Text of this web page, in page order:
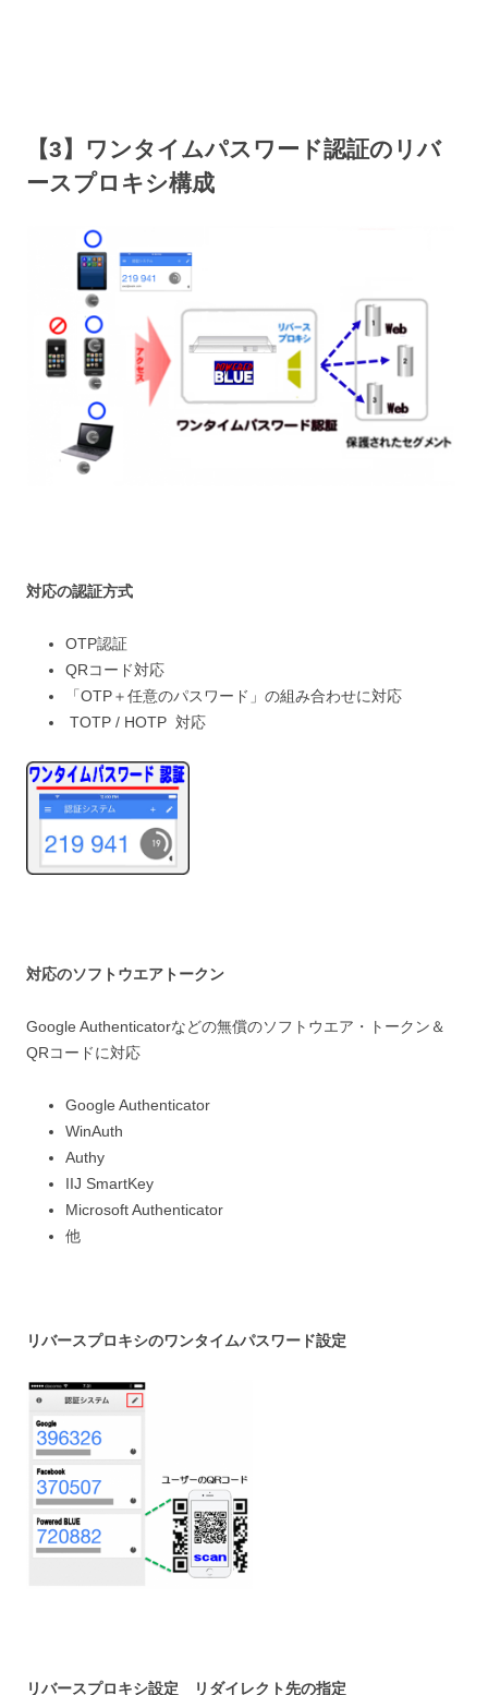
【3】ワンタイムパスワード認証のリバ
ースプロキシ構成
対応の認証方式
OTP認証
QRコード対応
「OTP＋任意のパスワード」の組み合わせに対応
TOTP / HOTP 対応
対応のソフトウエアトークン
Google Authenticatorなどの無償のソフトウエア・トークン＆
QRコードに対応
Google Authenticator
WinAuth
Authy
IIJ SmartKey
Microsoft Authenticator
他
リバースプロキシのワンタイムパスワード設定
リバースプロキシ設定 リダイレクト先の指定